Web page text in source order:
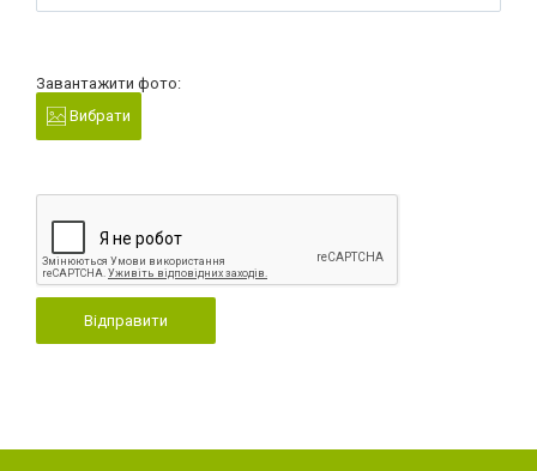
Завантажити фото:
Вибрати
Відправити